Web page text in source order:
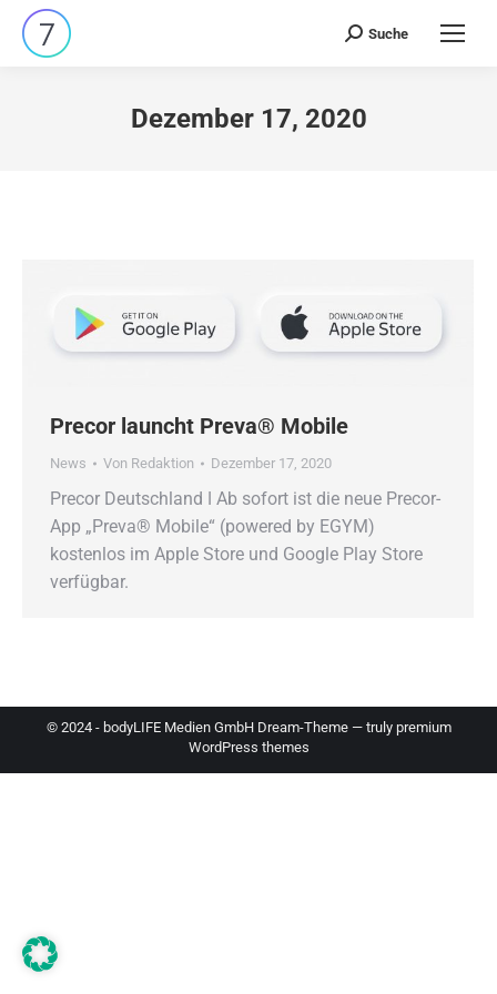
Search:
Suche
Dezember 17, 2020
Precor launcht Preva® Mobile
News Von Redaktion Dezember 17, 2020
Precor Deutschland ǀ Ab sofort ist die neue Precor-
App „Preva® Mobile“ (powered by EGYM)
kostenlos im Apple Store und Google Play Store
verfügbar.
© 2024 - bodyLIFE Medien GmbH Dream-Theme — truly premium
WordPress themes